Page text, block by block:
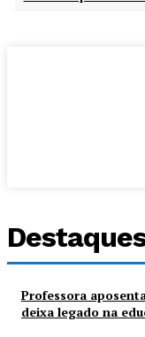
Professora
deixa legado na